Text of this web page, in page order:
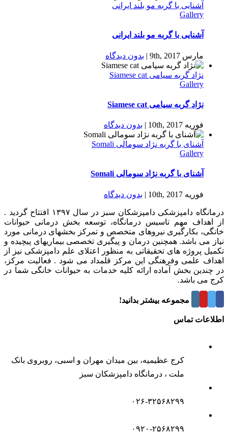
آشنایی با گربه مو بلند ایرانی
Gallery
آشنایی با گربه مو بلند ایرانی
مارس 9th, 2017 | بدون ديدگاه
نژاد گربه سیامی Siamese cat
Gallery
نژاد گربه سیامی Siamese cat
فوریه 10th, 2017 | بدون ديدگاه
آشنای با گربه نژاد سومالی Somali
Gallery
آشنای با گربه نژاد سومالی Somali
فوریه 10th, 2017 | بدون ديدگاه
درمانگاه دامپزشکی دامپزشکان سبز در سال ۱۳۹۷ افتتاح گردید .
از اهداف مهم تاسیس درمانگاه، توسعه بخش درمانی حیوانات
خانگی، بکارگیری نیروهای متخصص و تمرکز بخشهای درمانی مورد
نیاز می باشد. همچنین درمان و پیگیری تخصصی بیماریهای پیچیده و
تکمیل پروژه های تحقیقاتی به منظور اعتلای علم دامپزشکی نیز از
اهداف علمی وفرهنگی این مرکز قلمداد می شود . فعالیت مرکز،
در چندین بخش آماده ارائه کلیه خدمات به حیوانات خانگی شما در
کرج می باشد.
درباره این مجموعه بیشتر بدانید!
اطلاعات تماس
کرج عظیمیه، بین میدان مهران و اسبی، روبروی بانک
ملت ، درمانگاه دامپزشکان سبز
۰۲۶-۳۲۵۶۸۲۹۹
۰۹۲۰-۲۵۶۸۲۹۹